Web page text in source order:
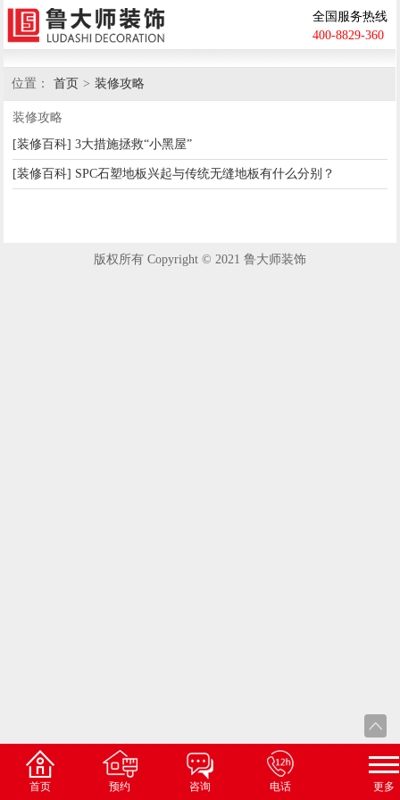
全国服务热线
400-8829-360
位置： 首页 > 装修攻略
装修攻略
[装修百科] 3大措施拯救“小黑屋”
[装修百科] SPC石塑地板兴起与传统无缝地板有什么分别？
版权所有 Copyright © 2021 鲁大师装饰
首页 预约 咨询 电话 更多